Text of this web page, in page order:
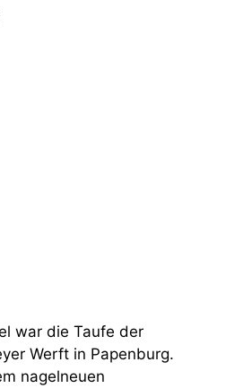
war die Taufe der
Werft in Papenburg.
nagelneuen